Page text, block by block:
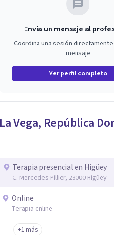
Envía un mensaje al
Coordina una sesión
mensaje
Ver perfil completo
La Vega, República
Terapia presencial en Higüey
C. Mercedes Pillier, 23000 Higüey
Online
Terapia online
+1 más